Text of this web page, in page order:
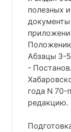
полезных
документы
Абзацы 3-
-
года N
редакцию.